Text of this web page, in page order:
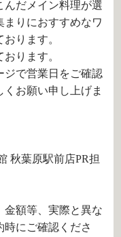
んだメイン料理が選
りにおすすめなワ
ります。
ります。
で営業日をご確認
お願い申し上げま
秋葉原駅前店PR担
額等、実際と異な
時にご確認くださ